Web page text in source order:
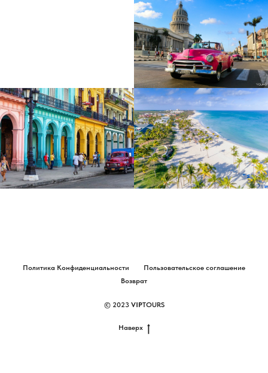
Политика Конфиденциальности
Пользовательское соглашение
Возврат
© 2023 VIPTOURS
Наверх